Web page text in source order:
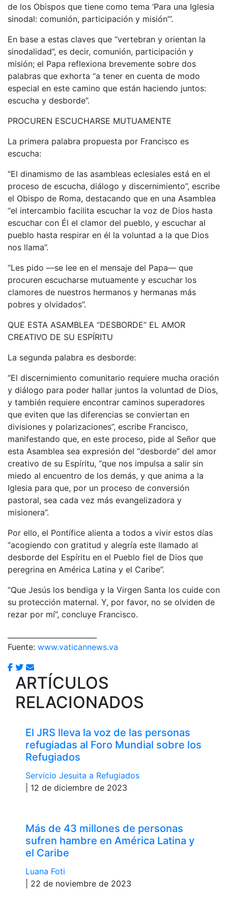
de los Obispos que tiene como tema ‘Para una Iglesia
sinodal: comunión, participación y misión’”.
En base a estas claves que “vertebran y orientan la
sinodalidad”, es decir, comunión, participación y
misión; el Papa reflexiona brevemente sobre dos
palabras que exhorta “a tener en cuenta de modo
especial en este camino que están haciendo juntos:
escucha y desborde”.
PROCUREN ESCUCHARSE MUTUAMENTE
La primera palabra propuesta por Francisco es
escucha:
“El dinamismo de las asambleas eclesiales está en el
proceso de escucha, diálogo y discernimiento”, escribe
el Obispo de Roma, destacando que en una Asamblea
“el intercambio facilita escuchar la voz de Dios hasta
escuchar con Él el clamor del pueblo, y escuchar al
pueblo hasta respirar en él la voluntad a la que Dios
nos llama”.
“Les pido —se lee en el mensaje del Papa— que
procuren escucharse mutuamente y escuchar los
clamores de nuestros hermanos y hermanas más
pobres y olvidados”.
QUE ESTA ASAMBLEA “DESBORDE” EL AMOR
CREATIVO DE SU ESPÍRITU
La segunda palabra es desborde:
“El discernimiento comunitario requiere mucha oración
y diálogo para poder hallar juntos la voluntad de Dios,
y también requiere encontrar caminos superadores
que eviten que las diferencias se conviertan en
divisiones y polarizaciones”, escribe Francisco,
manifestando que, en este proceso, pide al Señor que
esta Asamblea sea expresión del “desborde” del amor
creativo de su Espíritu, “que nos impulsa a salir sin
miedo al encuentro de los demás, y que anima a la
Iglesia para que, por un proceso de conversión
pastoral, sea cada vez más evangelizadora y
misionera”.
Por ello, el Pontífice alienta a todos a vivir estos días
“acogiendo con gratitud y alegría este llamado al
desborde del Espíritu en el Pueblo fiel de Dios que
peregrina en América Latina y el Caribe”.
“Que Jesús los bendiga y la Virgen Santa los cuide con
su protección maternal. Y, por favor, no se olviden de
rezar por mí”, concluye Francisco.
Fuente: www.vaticannews.va
ARTÍCULOS
RELACIONADOS
El JRS lleva la voz de las personas
refugiadas al Foro Mundial sobre los
Refugiados
Servicio Jesuita a Refugiados
| 12 de diciembre de 2023
Más de 43 millones de personas
sufren hambre en América Latina y
el Caribe
Luana Foti
| 22 de noviembre de 2023